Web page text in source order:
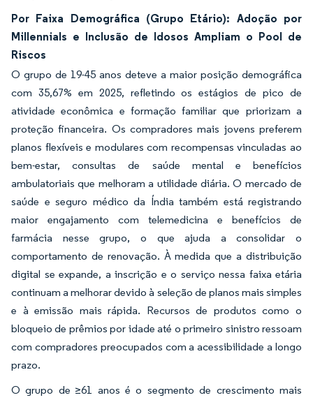
Por Faixa Demográfica (Grupo Etário): Adoção por
Millennials e Inclusão de Idosos Ampliam o Pool de
Riscos
O grupo de 19-45 anos deteve a maior posição demográfica
com 35,67% em 2025, refletindo os estágios de pico de
atividade econômica e formação familiar que priorizam a
proteção financeira. Os compradores mais jovens preferem
planos flexíveis e modulares com recompensas vinculadas ao
bem-estar, consultas de saúde mental e benefícios
ambulatoriais que melhoram a utilidade diária. O mercado de
saúde e seguro médico da Índia também está registrando
maior engajamento com telemedicina e benefícios de
farmácia nesse grupo, o que ajuda a consolidar o
comportamento de renovação. À medida que a distribuição
digital se expande, a inscrição e o serviço nessa faixa etária
continuam a melhorar devido à seleção de planos mais simples
e à emissão mais rápida. Recursos de produtos como o
bloqueio de prêmios por idade até o primeiro sinistro ressoam
com compradores preocupados com a acessibilidade a longo
prazo.
O grupo de ≥61 anos é o segmento de crescimento mais